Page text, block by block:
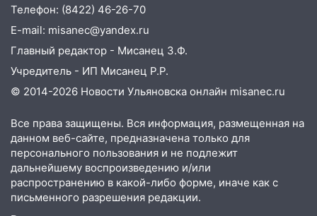
10:00
51-летний мужчина
В Ульяновске черный коршун
застрял в тепловозе
юному велосипедисту на улице
Чернышевского
08:21 В Заволжском районе украли два
велосипеда
07:18 В Ульяновск идет
Телефон: (8422) 46-26-70
E-mail: misanec@yandex.ru
Главный редактор - Мисанец З.Ф.
Учредитель - ИП Мисанец Р.Р.
© 2014-2026 Новости Ульяновска онлайн misanec.ru
Все права защищены. Вся информация, размещенная на
данном веб-сайте, предназначена только для
персонального пользования и не подлежит
дальнейшему воспроизведению и/или
распространению в какой-либо форме, иначе как с
письменного разрешения редакции.